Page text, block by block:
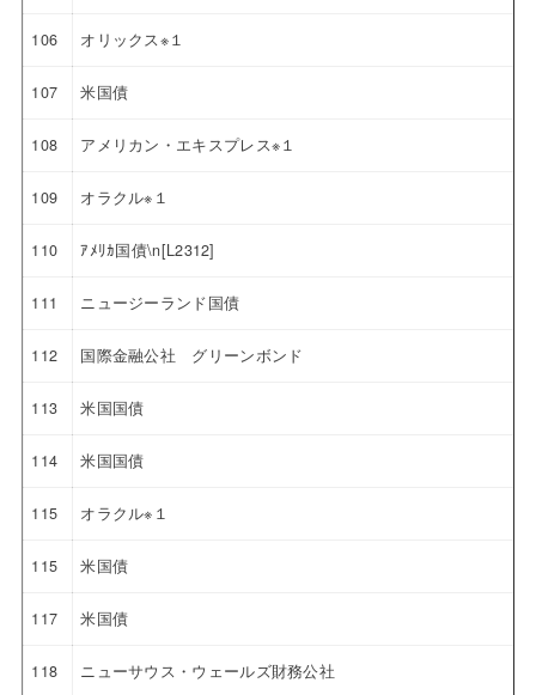
106 オリックス※１
107 米国債
108 アメリカン・エキスプレス※１
109 オラクル※１
110 ｱﾒﾘｶ国債\n[L2312]
111 ニュージーランド国債
112 国際金融公社 グリーンボンド
113 米国国債
114 米国国債
115 オラクル※１
115 米国債
117 米国債
118 ニューサウス・ウェールズ財務公社